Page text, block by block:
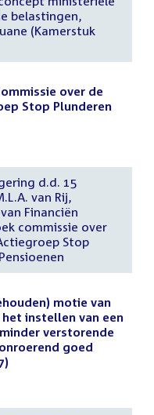
belastingen,
(Kamerstuk
over de
Stop Plunderen
d.d. 15
van Rij,
Financiën
commissie over
Stop
motie van
instellen van een
verstorende
goed